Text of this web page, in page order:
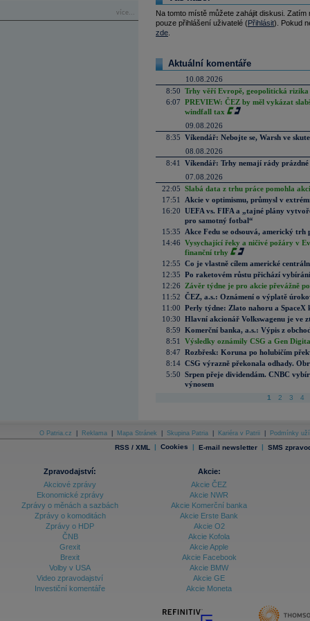
více...
Na tomto místě můžete zahájit diskusi.
pouze přihlášení uživatelé (Přihlásit). Pokud
zde
Aktuální komentáře
10.08.2026
8:50 Trhy věří Evropě, geopolitická rizika
6:07 PREVIEW: ČEZ by měl vykázat
windfall tax
09.08.2026
8:35 Víkendář: Nebojte se, Warsh ve
08.08.2026
8:41
Víkendář: Trhy nemají rády prázdné
07.08.2026
22:05 Slabá data z trhu práce pomohla
17:51
Akcie v optimismu, průmysl v
16:20 UEFA vs. FIFA a „tajné plány
pro samotný fotbal“
15:35
Akce Fedu se odsouvá, americký
14:46 Vysychající řeky a ničivé požáry v
finanční trhy
12:55 Co je vlastně cílem americké
12:35 Po raketovém růstu přichází
12:26
Závěr týdne je pro akcie převážně
11:52 ČEZ, a.s.: Oznámení o výplatě
11:00 Perly týdne: Zlato nahoru a SpaceX
10:30 Hlavní akcionář Volkswagenu je ve
8:59 Komerční banka, a.s.: Výpis z
8:51
Výsledky oznámily CSG a Gen
8:47 Rozbřesk: Koruna po holubičím
8:14 CSG výrazně překonala odhady.
5:50 Srpen přeje dividendám. CNBC
výnosem
1 2 3 4
O Patria.cz Reklama Mapa Stránek Skupina Patria Kariéra v Patrii Podmínky
RSS / XML | Cookies | E-mail newsletter | SMS
Zpravodajství:
Akciové zprávy
Ekonomické zprávy
Zprávy o měnách a sazbách
Zprávy o komoditách
Zprávy o HDP
ČNB
Grexit
Brexit
Volby v USA
Video zpravodajství
Investiční komentáře
Akcie:
Akcie ČEZ
Akcie NWR
Akcie Komerční banka
Akcie Erste Bank
Akcie O2
Akcie Kofola
Akcie Apple
Akcie Facebook
Akcie BMW
Akcie GE
Akcie Moneta